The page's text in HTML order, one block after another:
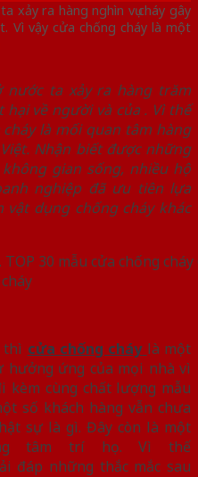
xảy ra hàng nghìn vụ cháy gây
Vì vậy cửa chống cháy là một
nước ta xảy ra hàng trăm
về người và của . Vì thế
là mối quan tâm hàng
Nhận biết được những
gian sống, nhiều hộ
nghiệp đã ưu tiên lựa
vật dụng chống cháy khác
thì cửa chống cháy là một
hưởng ứng của mọi nhà vì
cùng chất lượng mẫu
số khách hàng vẫn chưa
sự là gì. Đây còn là một
tâm trí họ. Vì thế
đáp những thắc mắc sau